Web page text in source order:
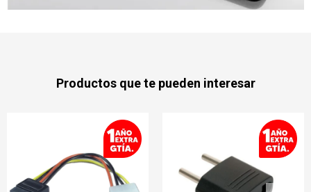
Productos que te pueden interesar